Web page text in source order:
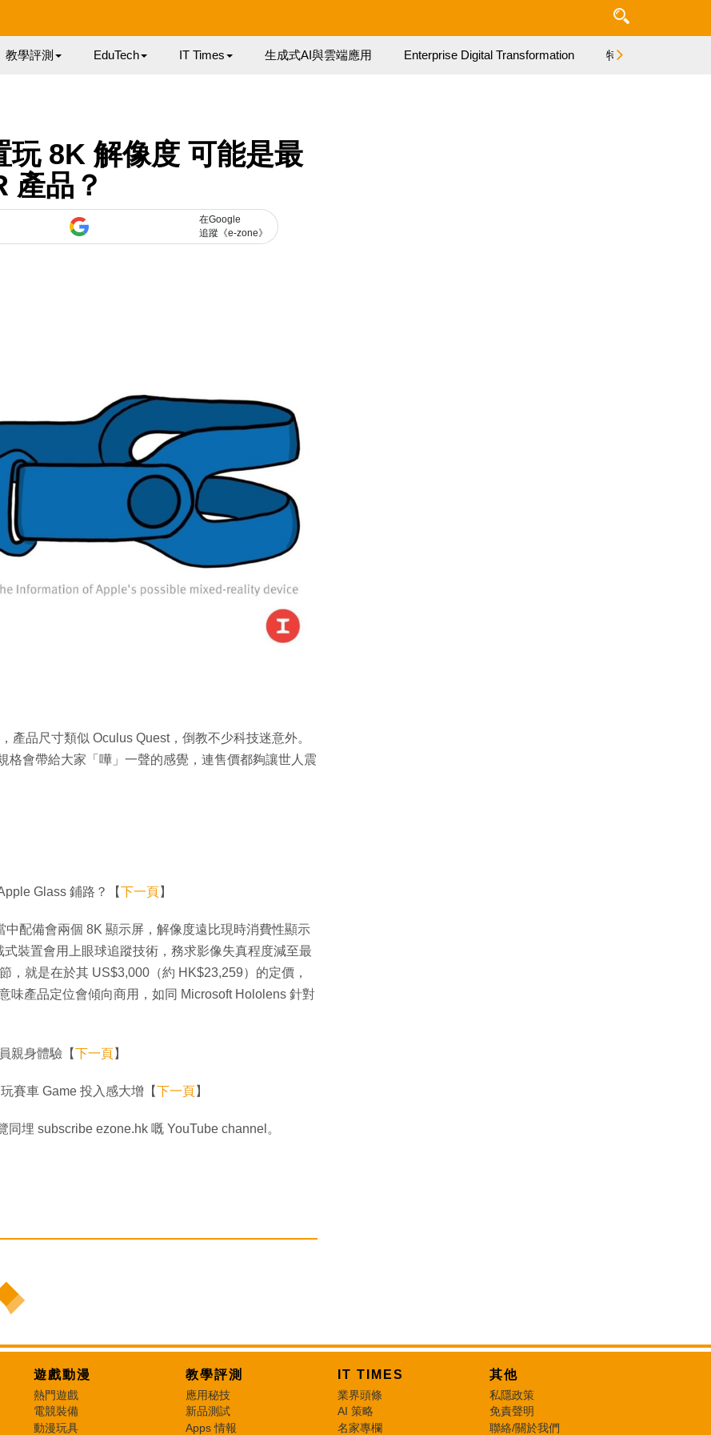
教學評測 EduTech IT Times 生成式AI與雲端應用 Enterprise Digital Transformation 特集
8K 解像度 可能是最
產品？
在Google
追蹤《e-zone》
產品尺寸類似 Oculus Quest，倒教不少科技迷意外。
會帶給大家「嘩」一聲的感覺，連售價都夠讓世人震
Glass 鋪路？【下一頁】
配備會兩個 8K 顯示屏，解像度遠比現時消費性顯示
裝置會用上眼球追蹤技術，務求影像失真程度減至最
，就是在於其 US$3,000（約 HK$23,259）的定價，
味產品定位會傾向商用，如同 Microsoft Hololens 針對
親身體驗【下一頁】
賽車 Game 投入感大增【下一頁】
同埋 subscribe ezone.hk 嘅 YouTube channel。
遊戲動漫
熱門遊戲
電競裝備
動漫玩具
教學評測
應用秘技
新品測試
Apps 情報
IT TIMES
業界頭條
AI 策略
名家專欄
其他
私隱政策
免責聲明
聯絡/關於我們